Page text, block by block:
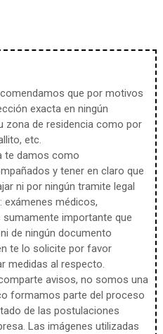
que por motivos
exacta en ningún
zona de residencia como por
etc.
te damos como
y tener en claro que
ni por ningún tramite legal
exámenes médicos,
importante que
de ningún documento
te lo solicite por favor
medidas al respecto.
avisos, no somos una
formamos parte del proceso
de las postulaciones
Las imágenes utilizadas